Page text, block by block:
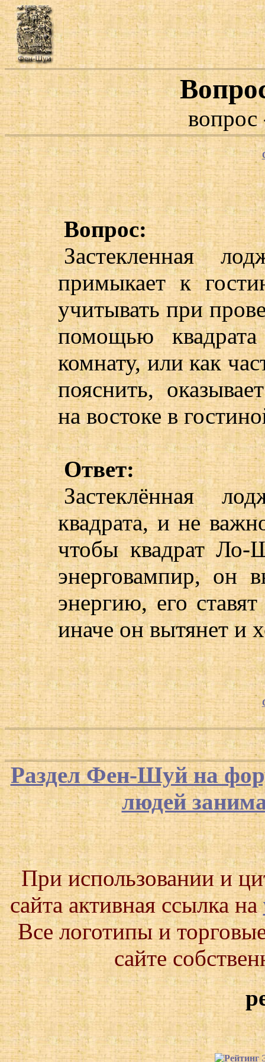
Вопрос:
Застекленная
примыкает к
учитывать при
помощью
комнату, или как
пояснить,
на востоке в
Ответ:
Застеклённая
квадрата, и не
чтобы квадрат
энерговампир, он
энергию, его
иначе он вытянет и
Раздел Фен-Шуй на
людей
При использовании и
сайта активная ссылка на
Все логотипы и
сайте